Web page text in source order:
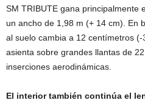
SM TRIBUTE gana principalmente
un ancho de 1,98 m (+ 14 cm). En
al suelo cambia a 12 centímetros
asienta sobre grandes llantas de
inserciones aerodinámicas.
El interior también continúa el